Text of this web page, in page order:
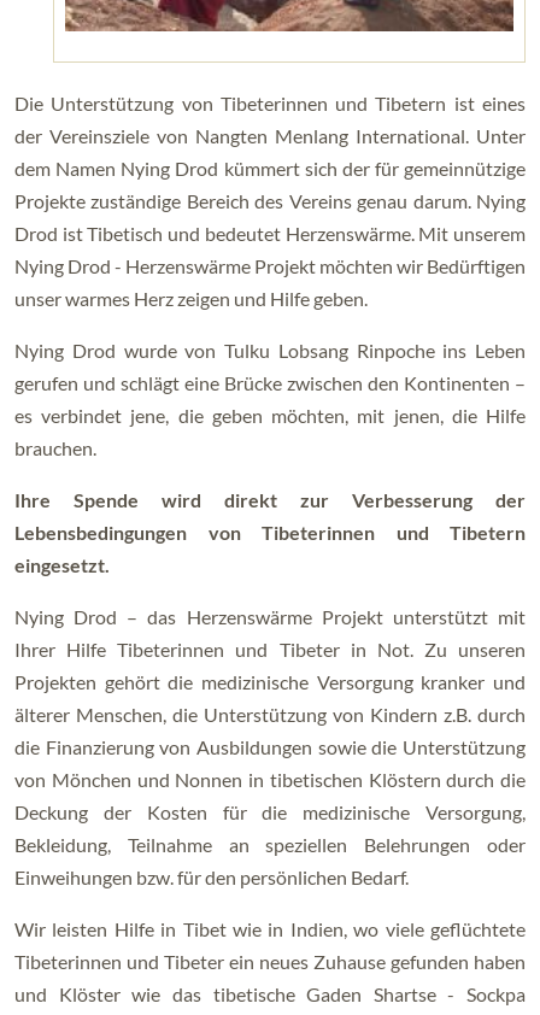
Die Unterstützung von Tibeterinnen und Tibetern ist eines
der Vereinsziele von Nangten Menlang International. Unter
dem Namen Nying Drod kümmert sich der für gemeinnützige
Projekte zuständige Bereich des Vereins genau darum. Nying
Drod ist Tibetisch und bedeutet Herzenswärme. Mit unserem
Nying Drod - Herzenswärme Projekt möchten wir Bedürftigen
unser warmes Herz zeigen und Hilfe geben.
Nying Drod wurde von Tulku Lobsang Rinpoche ins Leben
gerufen und schlägt eine Brücke zwischen den Kontinenten –
es verbindet jene, die geben möchten, mit jenen, die Hilfe
brauchen.
Ihre Spende wird direkt zur Verbesserung der
Lebensbedingungen von Tibeterinnen und Tibetern
eingesetzt.
Nying Drod – das Herzenswärme Projekt unterstützt mit
Ihrer Hilfe Tibeterinnen und Tibeter in Not. Zu unseren
Projekten gehört die medizinische Versorgung kranker und
älterer Menschen, die Unterstützung von Kindern z.B. durch
die Finanzierung von Ausbildungen sowie die Unterstützung
von Mönchen und Nonnen in tibetischen Klöstern durch die
Deckung der Kosten für die medizinische Versorgung,
Bekleidung, Teilnahme an speziellen Belehrungen oder
Einweihungen bzw. für den persönlichen Bedarf.
Wir leisten Hilfe in Tibet wie in Indien, wo viele geflüchtete
Tibeterinnen und Tibeter ein neues Zuhause gefunden haben
und Klöster wie das tibetische Gaden Shartse - Sockpa